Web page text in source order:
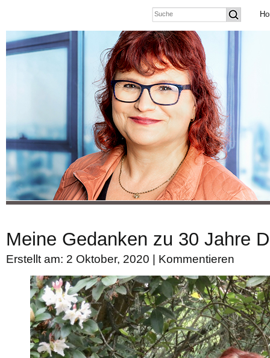
Meine Gedanken zu 30 Jahre
Erstellt am: 2 Oktober, 2020 | Kommentieren